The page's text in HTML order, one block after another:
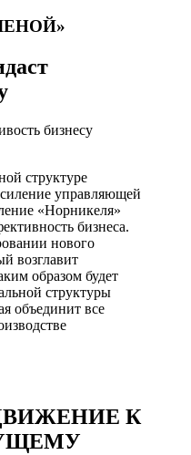
структуре
управляющей
«Норникеля»
бизнеса.
нового
возглавит
образом будет
структуры
объединит все
К